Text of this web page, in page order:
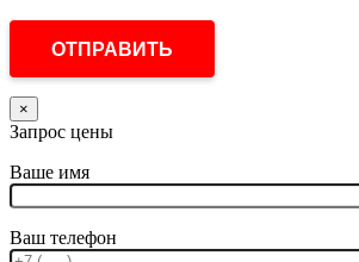
×
Запрос цены
Ваше имя
Ваш телефон